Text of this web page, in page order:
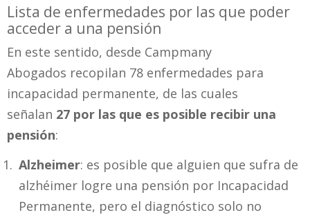
Lista de enfermedades por las que poder
acceder a una pensión
En este sentido, desde Campmany
Abogados recopilan 78 enfermedades para
incapacidad permanente, de las cuales
señalan 27 por las que es posible recibir una
pensión:
Alzheimer: es posible que alguien que sufra de
alzhéimer logre una pensión por Incapacidad
Permanente, pero el diagnóstico solo no